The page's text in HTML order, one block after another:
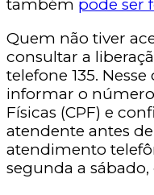
também pode ser
Quem não tiver
consultar a
telefone 135.
informar o número
Físicas (CPF) e
atendente antes
atendimento
segunda a sábado,